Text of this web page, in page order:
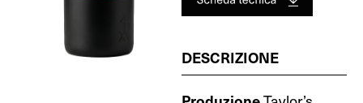
DESCRIZIONE